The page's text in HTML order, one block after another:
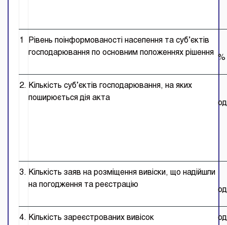
1
Рівень поінформованості населення та суб’єктів
господарювання по основним положеннях рішення
%
2. Кількість суб’єктів господарювання, на яких
поширюється дія акта
3. Кількість заяв на розміщення вивіски, що надійшли
на погодження та реєстрацію
4. Кількість зареєстрованих вивісок од